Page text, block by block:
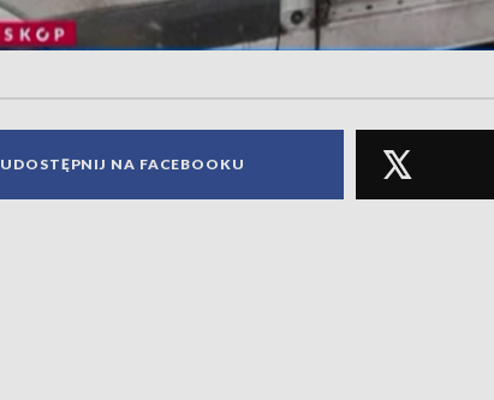
UDOSTĘPNIJ NA FACEBOOKU